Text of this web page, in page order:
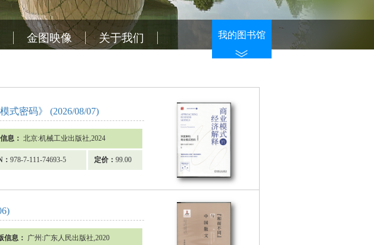
金图映像 关于我们 我的图书馆
式密码》 (2026/08/07)
息： 北京:机械工业出版社,2024
978-7-111-74693-5 定价： 99.00
信息： 广州:广东人民出版社,2020